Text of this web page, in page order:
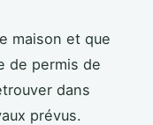
maison et que
de permis de
dans
prévus.